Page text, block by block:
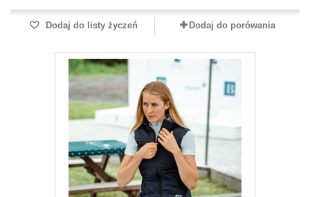
Dodaj do listy życzeń Dodaj do porówania